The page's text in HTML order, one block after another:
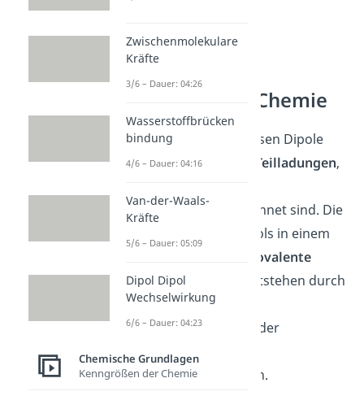
Dipole in der Chemie
In der Chemie umfassen Dipole
Moleküle, die durch
Teilladungen,
genannt, gekennzeichnet sind. Die
Grundlage eines Dipols in einem
polar kovalente
Bindungen
. Diese entstehen durch
die verschiedenen
Elektronegativitäten der
Bindungspartner von
Elektronenbindungen.
Zwischenmolekulare
Kräfte
3/6 – Dauer: 04:26
Wasserstoffbrücken
bindung
4/6 – Dauer: 04:16
Van-der-Waals-
Kräfte
5/6 – Dauer: 05:09
Dipol Dipol
Wechselwirkung
6/6 – Dauer: 04:23
Chemische Grundlagen
Kenngrößen der Chemie